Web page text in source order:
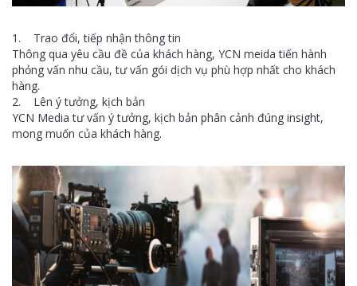
1. Trao đổi, tiếp nhận thông tin
Thông qua yêu cầu đề của khách hàng, YCN meida tiến hành
phỏng vấn nhu cầu, tư vấn gói dịch vụ phù hợp nhất cho khách
hàng.
2. Lên ý tưởng, kịch bản
YCN Media tư vấn ý tưởng, kịch bản phân cảnh đúng insight,
mong muốn của khách hàng.